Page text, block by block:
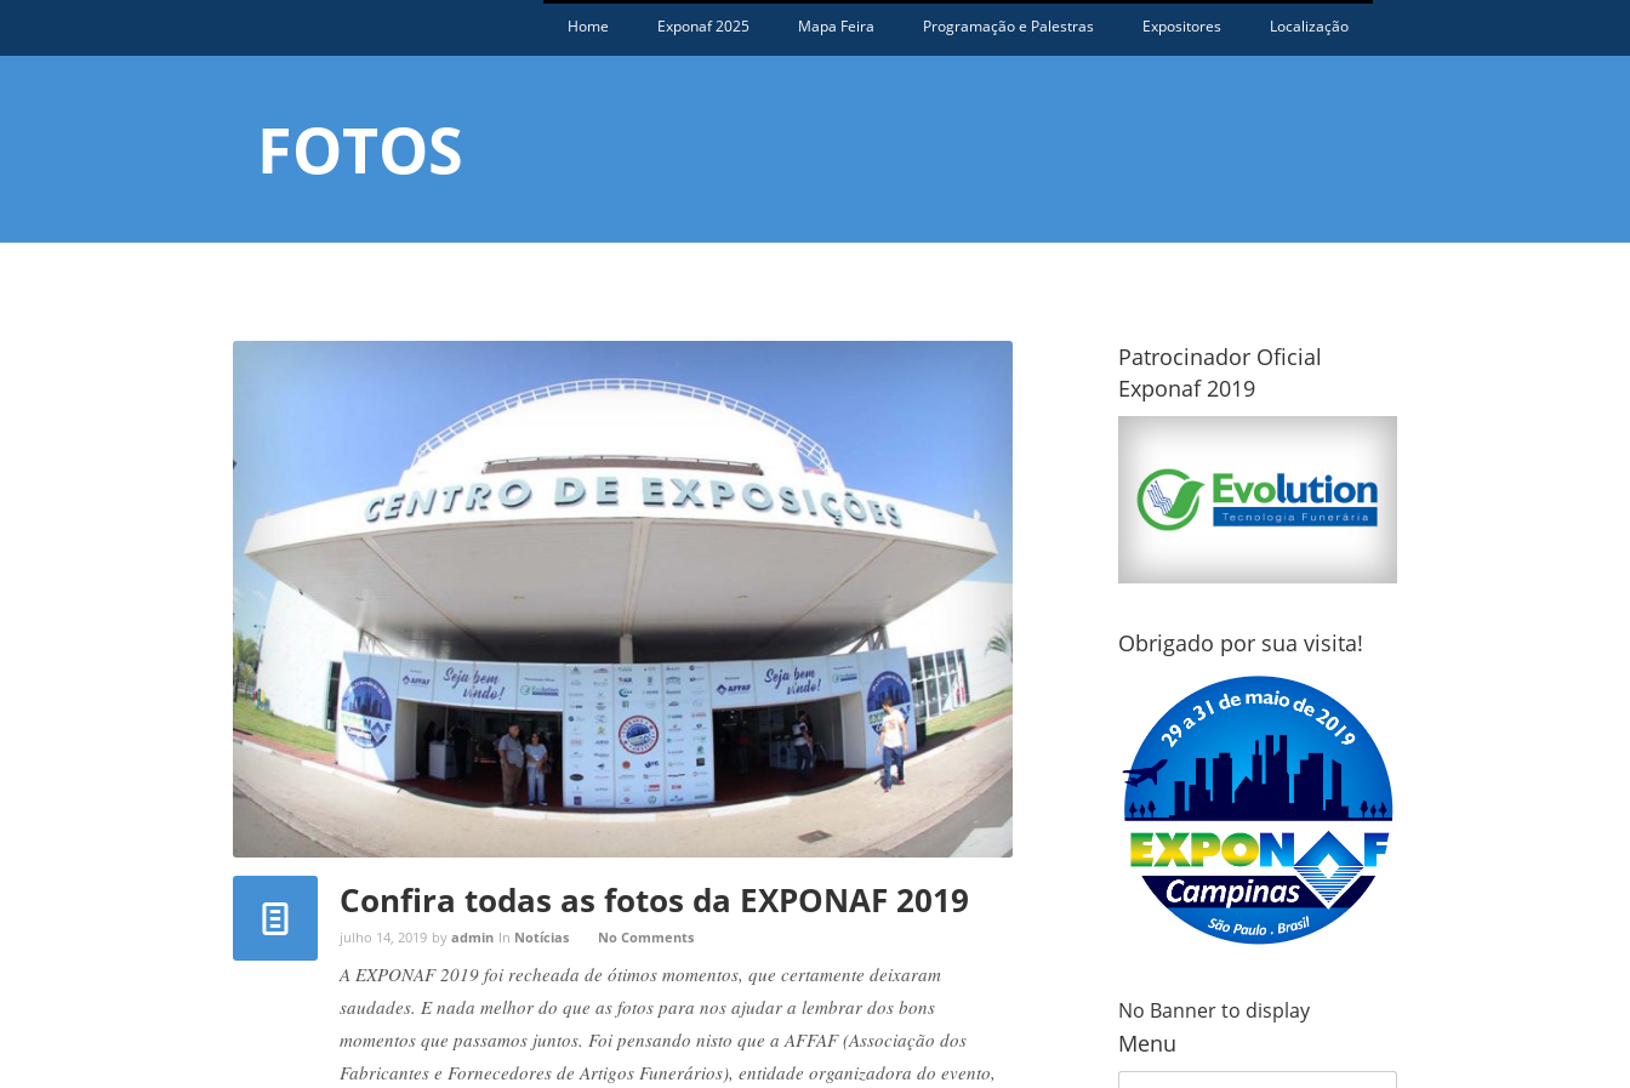
Home Exponaf 2025 Mapa Feira Programação e Palestras Expositores Localização
FOTOS
Confira todas as fotos da EXPONAF 2019
julho 14, 2019 byadmin In Notícias No Comments
A EXPONAF 2019 foi recheada de ótimos momentos, que certamente deixaram
saudades. E nada melhor do que as fotos para nos ajudar a lembrar dos bons
momentos que passamos juntos. Foi pensando nisto que a AFFAF (Associação dos
Fabricantes e Fornecedores de Artigos Funerários), entidade organizadora do evento,
Patrocinador Oficial
Exponaf 2019
Obrigado por sua visita!
No Banner to display
Menu